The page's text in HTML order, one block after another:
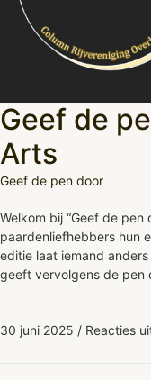
Geef de
Arts
Geef de pen door
Welkom bij “Geef de pen
paardenliefhebbers hun
editie laat iemand
geeft vervolgens de pen
30 juni 2025 / Reacties